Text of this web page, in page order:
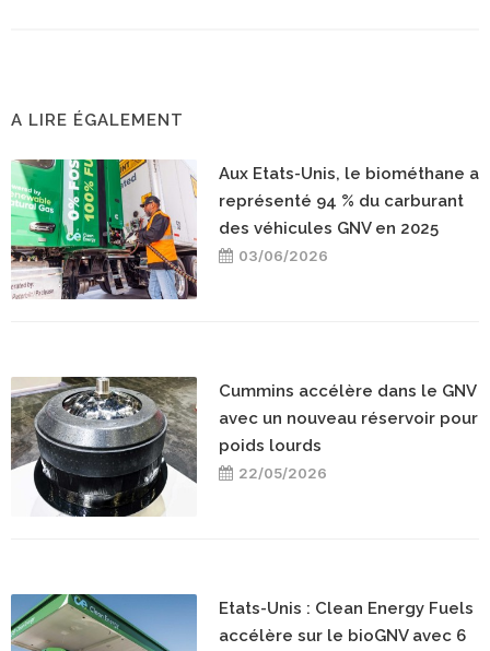
A LIRE ÉGALEMENT
Aux Etats-Unis, le biométhane a
représenté 94 % du carburant
des véhicules GNV en 2025
03/06/2026
Cummins accélère dans le GNV
avec un nouveau réservoir pour
poids lourds
22/05/2026
Etats-Unis : Clean Energy Fuels
accélère sur le bioGNV avec 6